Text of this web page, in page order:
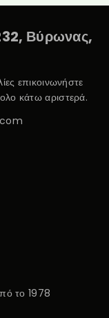
Βύρωνας,
επικοινωνήστε
κάτω αριστερά.
το 1978